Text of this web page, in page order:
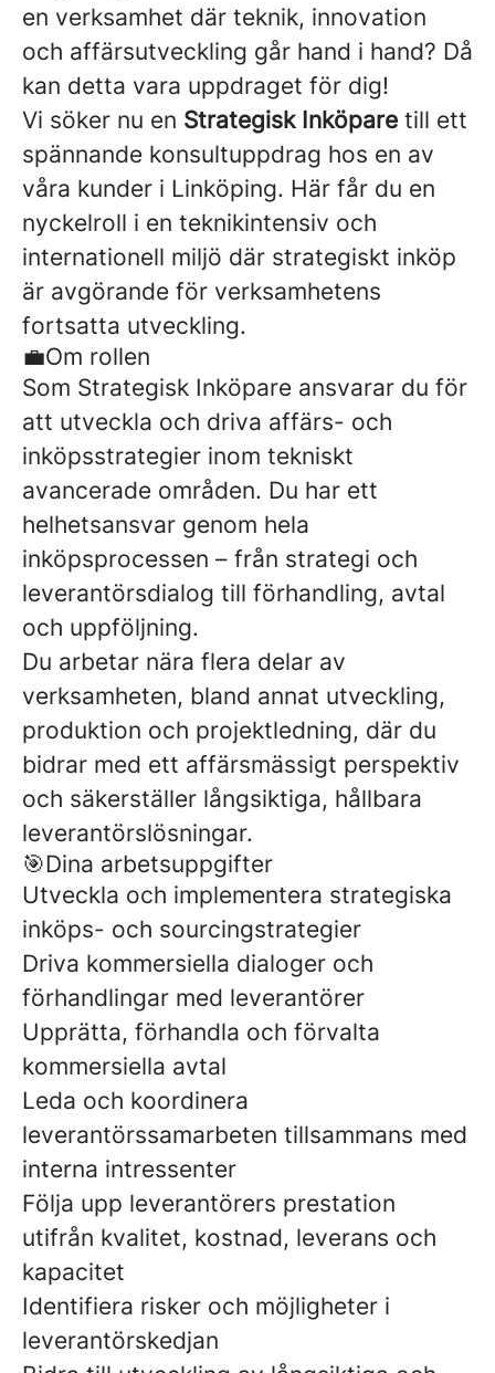
en verksamhet där teknik, innovation
och affärsutveckling går hand i hand? Då
kan detta vara uppdraget för dig!
Vi söker nu en Strategisk Inköpare till ett
spännande konsultuppdrag hos en av
våra kunder i Linköping. Här får du en
nyckelroll i en teknikintensiv och
internationell miljö där strategiskt inköp
är avgörande för verksamhetens
fortsatta utveckling.
💼Om rollen
Som Strategisk Inköpare ansvarar du för
att utveckla och driva affärs- och
inköpsstrategier inom tekniskt
avancerade områden. Du har ett
helhetsansvar genom hela
inköpsprocessen – från strategi och
leverantörsdialog till förhandling, avtal
och uppföljning.
Du arbetar nära flera delar av
verksamheten, bland annat utveckling,
produktion och projektledning, där du
bidrar med ett affärsmässigt perspektiv
och säkerställer långsiktiga, hållbara
leverantörslösningar.
🎯Dina arbetsuppgifter
Utveckla och implementera strategiska
inköps- och sourcingstrategier
Driva kommersiella dialoger och
förhandlingar med leverantörer
Upprätta, förhandla och förvalta
kommersiella avtal
Leda och koordinera
leverantörssamarbeten tillsammans med
interna intressenter
Följa upp leverantörers prestation
utifrån kvalitet, kostnad, leverans och
kapacitet
Identifiera risker och möjligheter i
leverantörskedjan